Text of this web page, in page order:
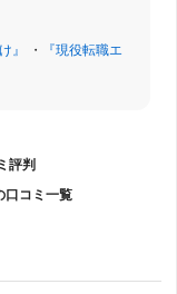
』 ・
『現役転職エ
評判
口コミ一覧